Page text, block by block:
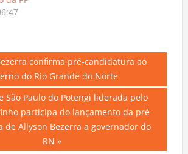
da PF
confirma pré-candidatura ao
do Rio Grande do Norte
São Paulo do Potengi liderada pelo
participa do lançamento da pré-
de Allyson Bezerra a governador do
RN